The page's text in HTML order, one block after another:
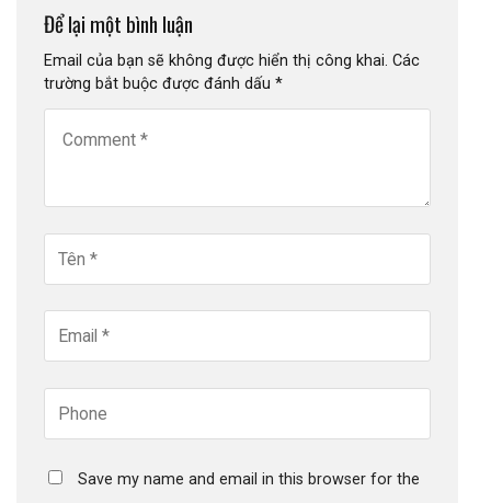
Để lại một bình luận
Email của bạn sẽ không được hiển thị công khai. Các
trường bắt buộc được đánh dấu *
Save my name and email in this browser for the